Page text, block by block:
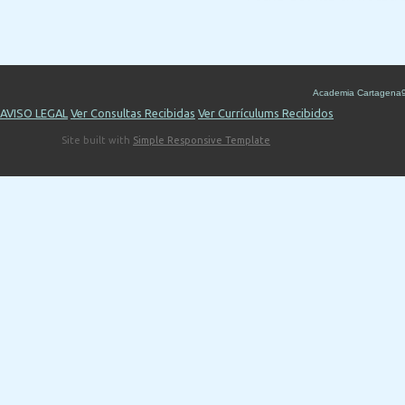
Academia
AVISO LEGAL Ver Consultas Recibidas Ver Currículums Recibidos
Site built with Simple Responsive Template